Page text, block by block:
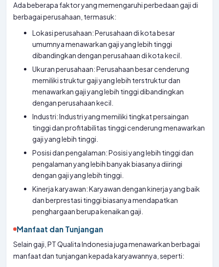
Ada beberapa faktor yang memengaruhi perbedaan gaji di
berbagai perusahaan, termasuk:
Lokasi perusahaan: Perusahaan di kota besar
umumnya menawarkan gaji yang lebih tinggi
dibandingkan dengan perusahaan di kota kecil.
Ukuran perusahaan: Perusahaan besar cenderung
memiliki struktur gaji yang lebih terstruktur dan
menawarkan gaji yang lebih tinggi dibandingkan
dengan perusahaan kecil.
Industri: Industri yang memiliki tingkat persaingan
tinggi dan profitabilitas tinggi cenderung menawarkan
gaji yang lebih tinggi.
Posisi dan pengalaman: Posisi yang lebih tinggi dan
pengalaman yang lebih banyak biasanya diiringi
dengan gaji yang lebih tinggi.
Kinerja karyawan: Karyawan dengan kinerja yang baik
dan berprestasi tinggi biasanya mendapatkan
penghargaan berupa kenaikan gaji.
Manfaat dan Tunjangan
Selain gaji, PT Qualita Indonesia juga menawarkan berbagai
manfaat dan tunjangan kepada karyawannya, seperti: